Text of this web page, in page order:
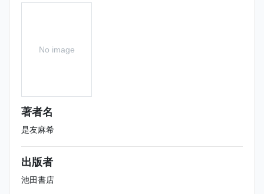
No image
著者名
是友麻希
出版者
池田書店